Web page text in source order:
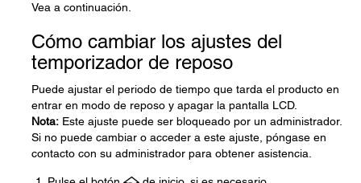
Vea a continuación.
Cómo cambiar los ajustes del
temporizador de reposo
Puede ajustar el periodo de tiempo que tarda el producto en
entrar en modo de reposo y apagar la pantalla LCD.
Nota: Este ajuste puede ser bloqueado por un administrador.
Si no puede cambiar o acceder a este ajuste, póngase en
contacto con su administrador para obtener asistencia.